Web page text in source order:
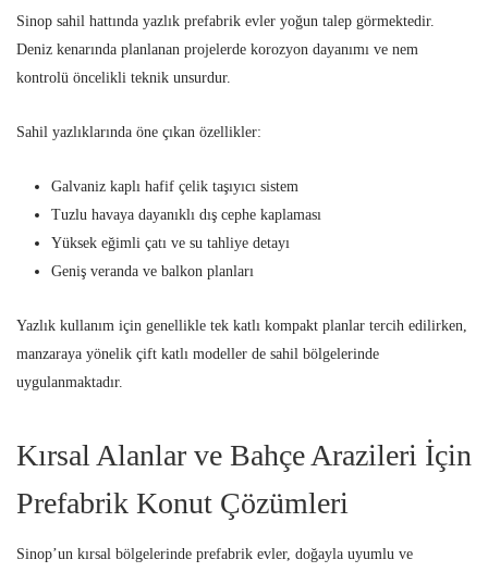
Sinop sahil hattında yazlık prefabrik evler yoğun talep görmektedir.
Deniz kenarında planlanan projelerde korozyon dayanımı ve nem
kontrolü öncelikli teknik unsurdur.
Sahil yazlıklarında öne çıkan özellikler:
Galvaniz kaplı hafif çelik taşıyıcı sistem
Tuzlu havaya dayanıklı dış cephe kaplaması
Yüksek eğimli çatı ve su tahliye detayı
Geniş veranda ve balkon planları
Yazlık kullanım için genellikle tek katlı kompakt planlar tercih edilirken,
manzaraya yönelik çift katlı modeller de sahil bölgelerinde
uygulanmaktadır.
Kırsal Alanlar ve Bahçe Arazileri İçin
Prefabrik Konut Çözümleri
Sinop’un kırsal bölgelerinde prefabrik evler, doğayla uyumlu ve